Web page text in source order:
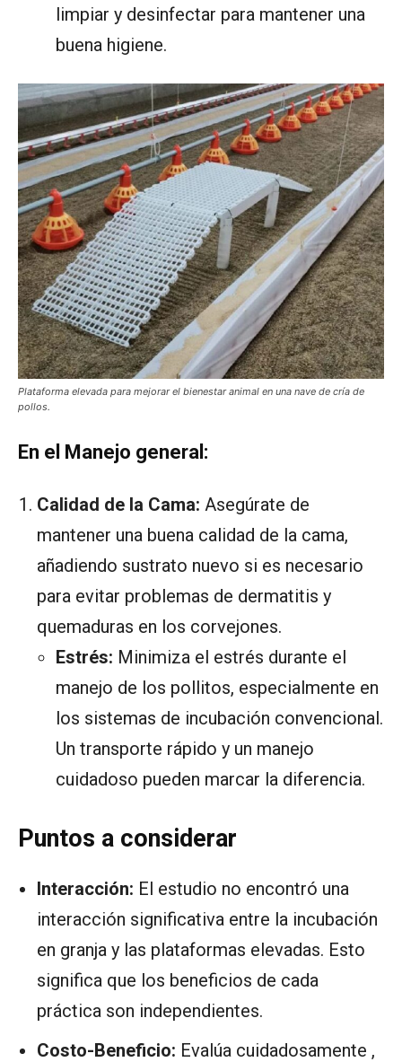
limpiar y desinfectar para mantener una
buena higiene.
Plataforma elevada para mejorar el bienestar animal en una nave de cría de
pollos.
En el Manejo general:
Calidad de la Cama: Asegúrate de
mantener una buena calidad de la cama,
añadiendo sustrato nuevo si es necesario
para evitar problemas de dermatitis y
quemaduras en los corvejones.
Estrés: Minimiza el estrés durante el
manejo de los pollitos, especialmente en
los sistemas de incubación convencional.
Un transporte rápido y un manejo
cuidadoso pueden marcar la diferencia.
Puntos a considerar
Interacción: El estudio no encontró una
interacción significativa entre la incubación
en granja y las plataformas elevadas. Esto
significa que los beneficios de cada
práctica son independientes.
Costo-Beneficio: Evalúa cuidadosamente ,